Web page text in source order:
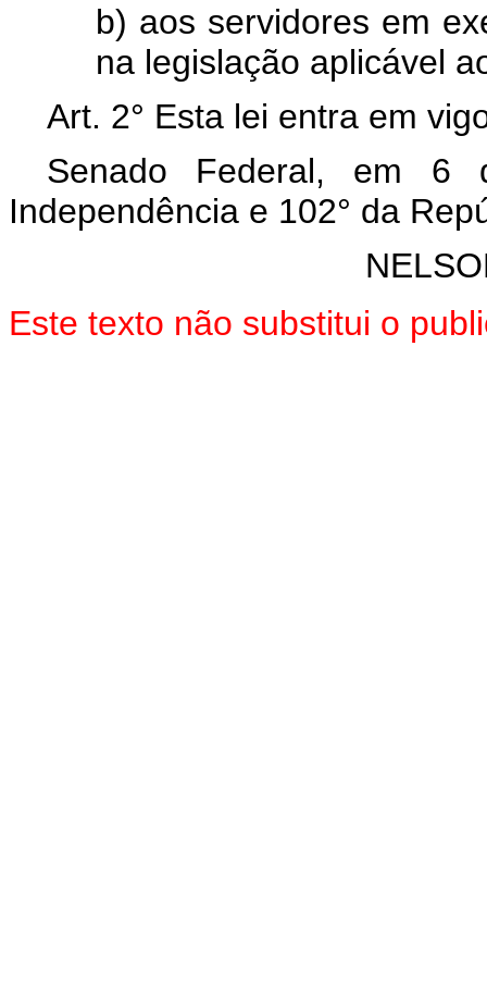
b) aos servidores em
na legislação aplicável
Art. 2° Esta lei entra em
Senado Federal, em 6
Independência e 102° da
Este texto não substitui o